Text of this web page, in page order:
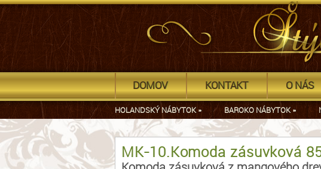
DOMOV KONTAKT O NÁS
HOLANDSKÝ NÁBYTOK» BAROKO NÁBYTOK»
MK-10.Komoda zásuvková